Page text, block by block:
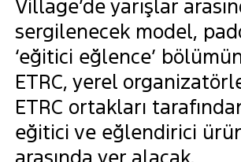
Village’de yarışlar
sergilenecek model,
‘eğitici eğlence’
ETRC, yerel
ETRC ortakları
eğitici ve eğlendirici